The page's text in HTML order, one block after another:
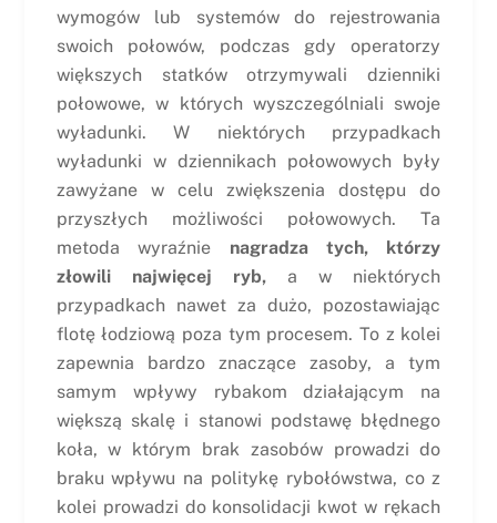
wymogów lub systemów do rejestrowania
swoich połowów, podczas gdy operatorzy
większych statków otrzymywali dzienniki
połowowe, w których wyszczególniali swoje
wyładunki. W niektórych przypadkach
wyładunki w dziennikach połowowych były
zawyżane w celu zwiększenia dostępu do
przyszłych możliwości połowowych. Ta
metoda wyraźnie nagradza tych, którzy
złowili najwięcej ryb,a w niektórych
przypadkach nawet za dużo, pozostawiając
flotę łodziową poza tym procesem. To z kolei
zapewnia bardzo znaczące zasoby, a tym
samym wpływy rybakom działającym na
większą skalę i stanowi podstawę błędnego
koła, w którym brak zasobów prowadzi do
braku wpływu na politykę rybołówstwa, co z
kolei prowadzi do konsolidacji kwot w rękach